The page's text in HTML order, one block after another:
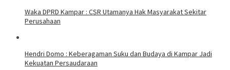
Waka DPRD Kampar : CSR Utamanya Hak Masyarakat Sekitar
Perusahaan
Hendri Domo : Keberagaman Suku dan Budaya di Kampar Jadi
Kekuatan Persaudaraan